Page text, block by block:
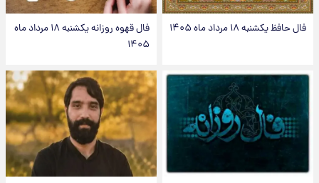
فال حافظ یکشنبه ۱۸ مرداد ماه ۱۴۰۵
فال قهوه روزانه یکشنبه ۱۸ مرداد ماه
۱۴۰۵